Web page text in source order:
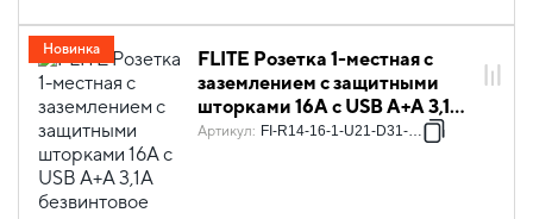
FLITE Розетка 1-местная с
заземлением с защитными
шторками 16А с USB A+A 3,1А
безвинтовое крепление
Артикул: FI-R14-16-1-U21-D31-K88
Новинка